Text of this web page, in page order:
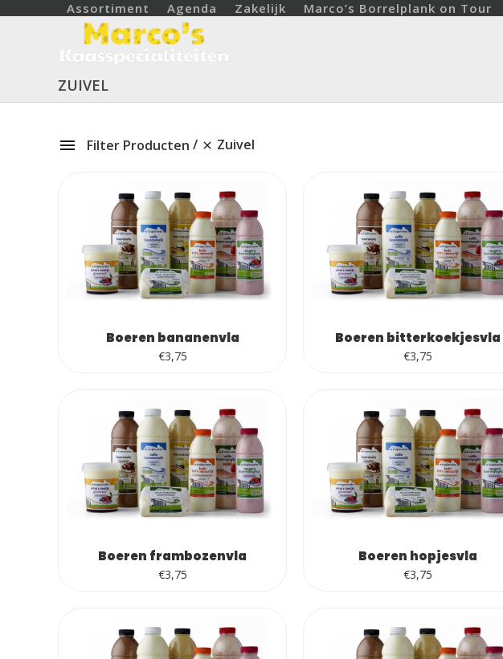
Assortiment Agenda Zakelijk Marco’s Borrelplank on Tour
ZUIVEL
Filter Producten Zuivel
Boeren bananenvla
€3,75
Boeren bitterkoekjesvla
€3,75
Boeren frambozenvla
€3,75
Boeren hopjesvla
€3,75